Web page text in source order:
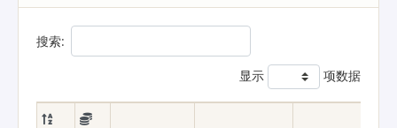
搜索:
显示 项数据